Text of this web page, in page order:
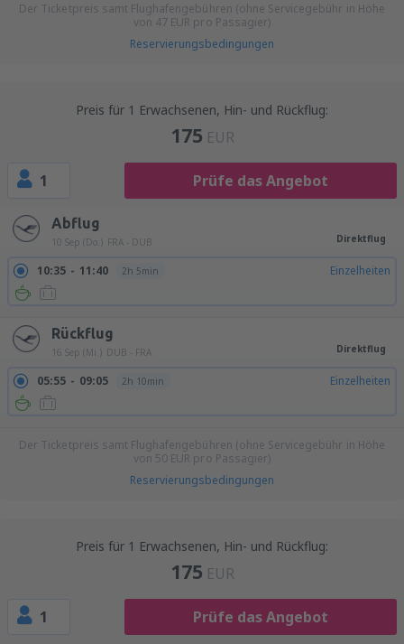
Der Ticketpreis samt Flughafengebühren (ohne Servicegebühr in Höhe
von 47 EUR pro Passagier)
Reservierungsbedingungen
Preis für 1 Erwachsenen, Hin- und Rückflug:
175 EUR
1 Prüfe das Angebot
Abflug
10 Sep (Do.) FRA - DUB Direktflug
10:35 11:40 2h 5min Einzelheiten
Rückflug
16 Sep (Mi.) DUB - FRA Direktflug
05:55 09:05 2h 10min Einzelheiten
Der Ticketpreis samt Flughafengebühren (ohne Servicegebühr in Höhe
von 50 EUR pro Passagier)
Reservierungsbedingungen
Preis für 1 Erwachsenen, Hin- und Rückflug:
175 EUR
1 Prüfe das Angebot